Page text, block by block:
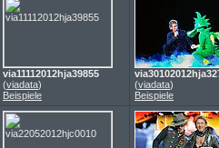
via11112012hja39855
(viadata)
Beispiele
(viadata)
Beispiele